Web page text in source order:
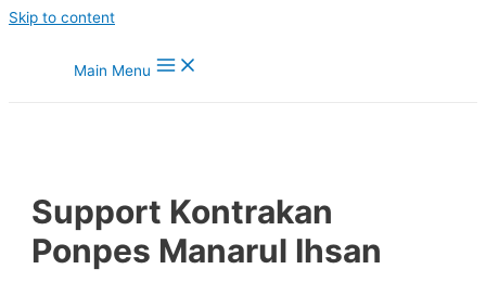
Skip to content
Main Menu
Support Kontrakan
Ponpes Manarul Ihsan